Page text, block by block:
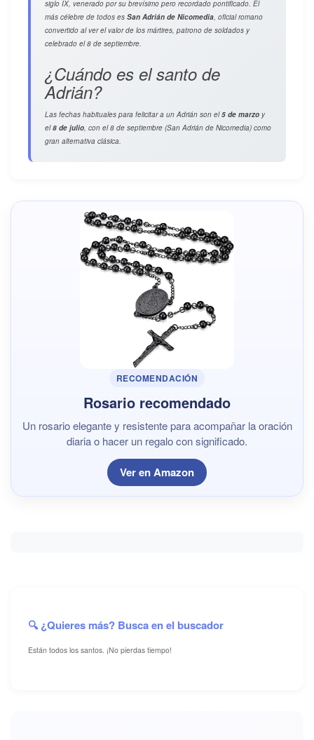
siglo IX, venerado por su brevísimo pero recordado pontificado. El
más célebre de todos es San Adrián de Nicomedia, oficial romano
convertido al ver el valor de los mártires, patrono de soldados y
celebrado el 8 de septiembre.
¿Cuándo es el santo de
Adrián?
Las fechas habituales para felicitar a un Adrián son el5 de marzo y
el8 de julio, con el 8 de septiembre (San Adrián de Nicomedia) como
gran alternativa clásica.
RECOMENDACIÓN
Rosario recomendado
Un rosario elegante y resistente para acompañar la oración
diaria o hacer un regalo con significado.
Ver en Amazon
🔍 ¿Quieres más? Busca en el buscador
Están todos los santos. ¡No pierdas tiempo!